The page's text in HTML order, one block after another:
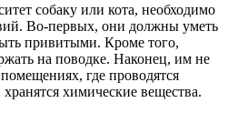
собаку или кота, необходимо
Во-первых, они должны уметь
привитыми. Кроме того,
на поводке. Наконец, им не
где проводятся
химические вещества.